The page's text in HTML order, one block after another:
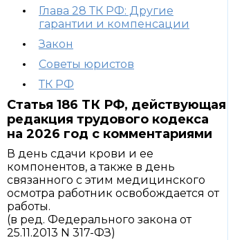
Глава 28 ТК РФ: Другие
гарантии и компенсации
Закон
Советы юристов
ТК РФ
Статья 186 ТК РФ, действующая
редакция трудового кодекса
на 2026 год с комментариями
В день сдачи крови и ее
компонентов, а также в день
связанного с этим медицинского
осмотра работник освобождается от
работы.
(в ред. Федерального закона от
25.11.2013 N 317-ФЗ)